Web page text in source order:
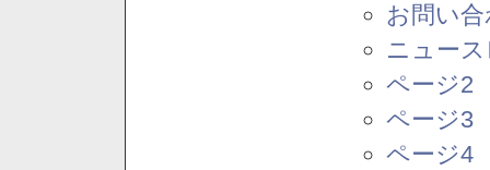
お問い
ニュー
ページ2
ページ3
ページ4